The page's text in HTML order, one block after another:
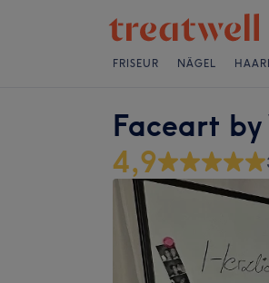
FRISEUR NÄGEL
Faceart
4,9